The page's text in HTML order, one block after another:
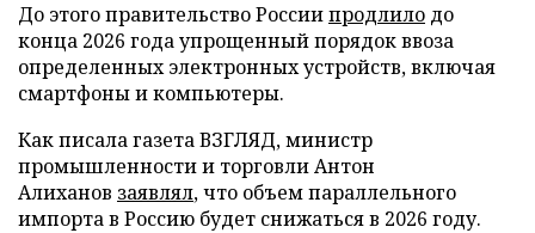
До этого правительство Россиипродлило до
конца 2026 года упрощенный порядок ввоза
определенных электронных устройств, включая
смартфоны и компьютеры.
Как писала газета ВЗГЛЯД, министр
промышленности и торговли Антон
Алиханов заявлял, что объем параллельного
импорта в Россию будет снижаться в 2026 году.